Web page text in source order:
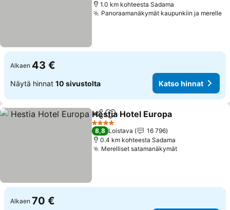
1.0 km kohteesta Sadama
Panoraamanäkymät kaupunkiin ja merelle
Alkaen 43 €
Näytä hinnat 10 sivustolta Katso hinnat
Jaa Lisää suosikkeihin
Hestia Hotel Europa
4 Tähtiluokitus
8,8 Loistava
16 796
0.4 km kohteesta Sadama
Merelliset satamanäkymätKatso hinnat
Alkaen 70 €